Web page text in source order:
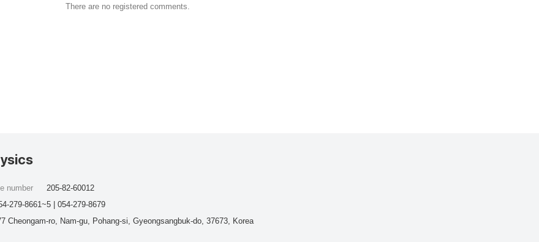
There are no registered comments.
Cheongam-ro, Nam-gu, Pohang-si, Gyeongsangbuk-do, 37673, Korea
number
205-82-60012
279-8661~5 | 054-279-8679